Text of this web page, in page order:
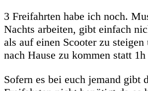
3 Freifahrten habe ich noch.
Nachts arbeiten, gibt einfach
als auf einen Scooter zu
nach Hause zu kommen statt
Sofern es bei euch jemand gibt